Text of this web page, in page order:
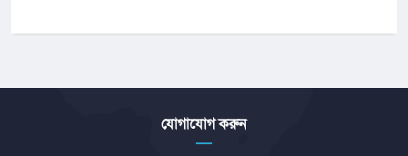
যোগাযোগ করুন